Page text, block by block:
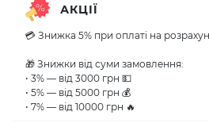
АКЦІЇ
💳 Знижка 5% при оплаті на
🎁 Знижки від суми замовлення:
• 3% — від 3000 грн 💵
• 5% — від 5000 грн 💰
• 7% — від 10000 грн 🔥